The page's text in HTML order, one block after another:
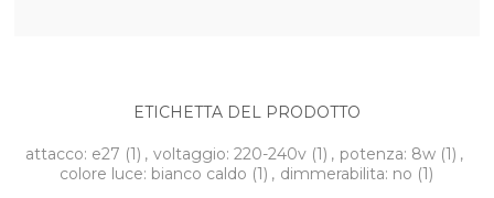
ETICHETTA DEL PRODOTTO
attacco: e27 (1) , voltaggio: 220-240v (1) , potenza: 8w (1) ,
colore luce: bianco caldo (1) , dimmerabilita: no (1)